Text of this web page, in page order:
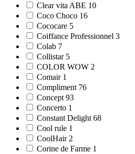
Clear vita ABE 10
Coco Choco 16
Cococare 5
Coiffance Professionnel 3
Colab 7
Collistar 5
COLOR WOW 2
Comair 1
Compliment 76
Concept 93
Concerto 1
Constant Delight 68
Cool rule 1
CoolHair 2
Corine de Farme 1